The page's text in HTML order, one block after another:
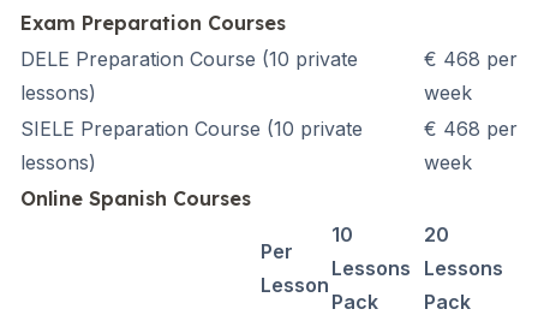
Exam Preparation Courses
DELE Preparation Course (10 private
lessons)
€ 468 per
week
SIELE Preparation Course (10 private
lessons)
€ 468 per
week
Online Spanish Courses
Per
Lesson
10
Lessons
Pack
20
Lessons
Pack